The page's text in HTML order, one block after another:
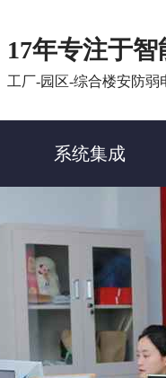
17年专注于
工厂-园区-综合楼安防弱
系统集成